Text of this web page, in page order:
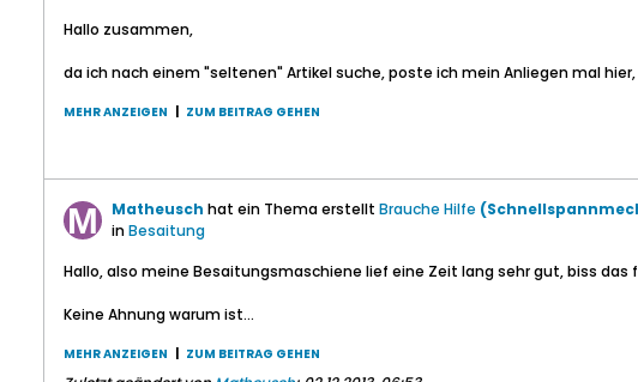
Hallo zusammen,
da ich nach einem "seltenen" Artikel suche, poste ich mein Anliegen mal
MEHR ANZEIGEN ZUM BEITRAG GEHEN
Matheusch hat ein Thema erstellt Brauche Hilfe
inBesaitung
Hallo, also meine Besaitungsmaschiene lief eine Zeit lang sehr gut, biss
Keine Ahnung warum ist...
MEHR ANZEIGEN ZUM BEITRAG GEHEN